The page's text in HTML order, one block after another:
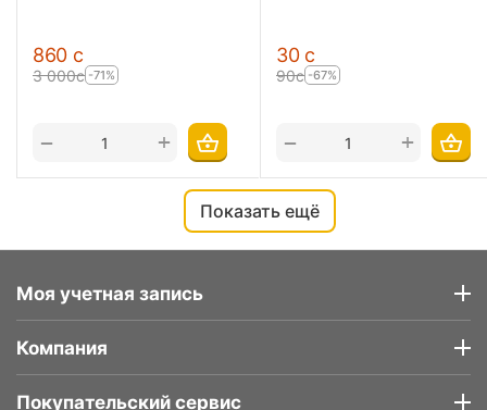
‍860‍ с
3 000с -71%
+
−
‍30‍ с
‍90‍с -67%
+
−
Показать ещё
Моя учетная запись
Компания
Покупательский сервис